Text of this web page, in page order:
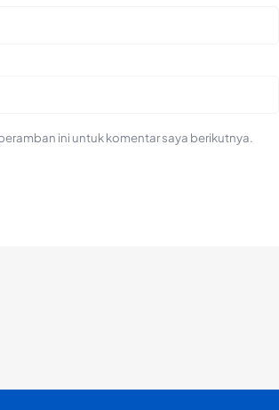
ini untuk komentar saya berikutnya.